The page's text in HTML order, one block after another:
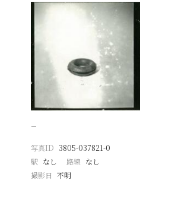
−
写真ID 3805-037821-0
駅 なし 路線 なし
撮影日 不明